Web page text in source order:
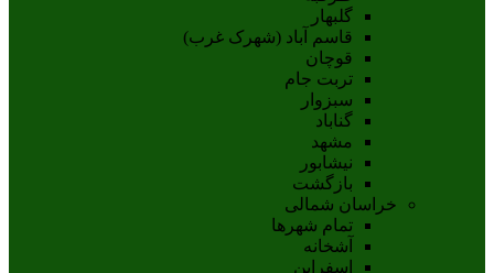
گلبهار
قاسم آباد (شهرک غرب)
قوچان
تربت جام
سبزوار
گناباد
مشهد
نيشابور
بازگشت
خراسان شمالی
تمام شهر‌ها
آشخانه
اسفراين